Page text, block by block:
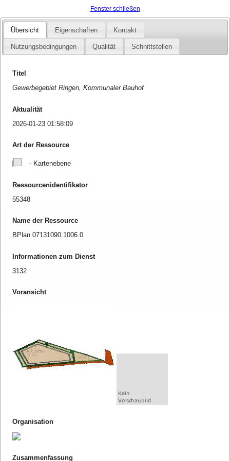
Fenster schließen
Übersicht Eigenschaften Kontakt
Nutzungsbedingungen Qualität Schnittstellen
Titel
Gewerbegebiet Ringen, Kommunaler Bauhof
Aktualität
2026-01-23 01:58:09
Art der Ressource
- Kartenebene
Ressourcenidentifikator
55348
Name der Ressource
BPlan.07131090.1006.0
Informationen zum Dienst
3132
Voransicht
Organisation
Zusammenfassung